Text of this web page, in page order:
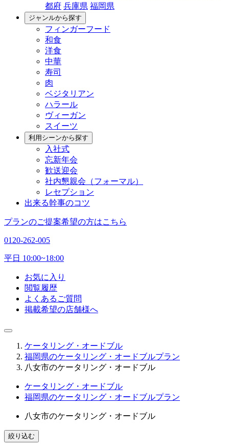
都府 兵庫県 福岡県
ジャンルから探す
フィンガーフード
和食
洋食
中華
寿司
肉
ベジタリアン
ハラール
ヴィーガン
スイーツ
利用シーンから探す
入社式
忘新年会
歓送迎会
社内懇親会（フォーマル）
レセプション
出来る幹事のコツ
プランのご提案希望の方はこちら
0120-262-005
平日 10:00~18:00
お気に入り
閲覧履歴
よくあるご質問
掲載希望の店舗様へ
ケータリング・オードブル
福岡県のケータリング・オードブルプラン
八女市のケータリング・オードブル
ケータリング・オードブル
福岡県のケータリング・オードブルプラン
八女市のケータリング・オードブル
絞り込む